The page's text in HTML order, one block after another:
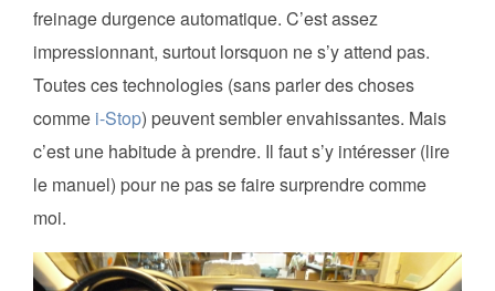
freinage durgence automatique. C’est assez
impressionnant, surtout lorsquon ne s’y attend pas.
Toutes ces technologies (sans parler des choses
comme i-Stop) peuvent sembler envahissantes. Mais
c’est une habitude à prendre. Il faut s’y intéresser (lire
le manuel) pour ne pas se faire surprendre comme
moi.